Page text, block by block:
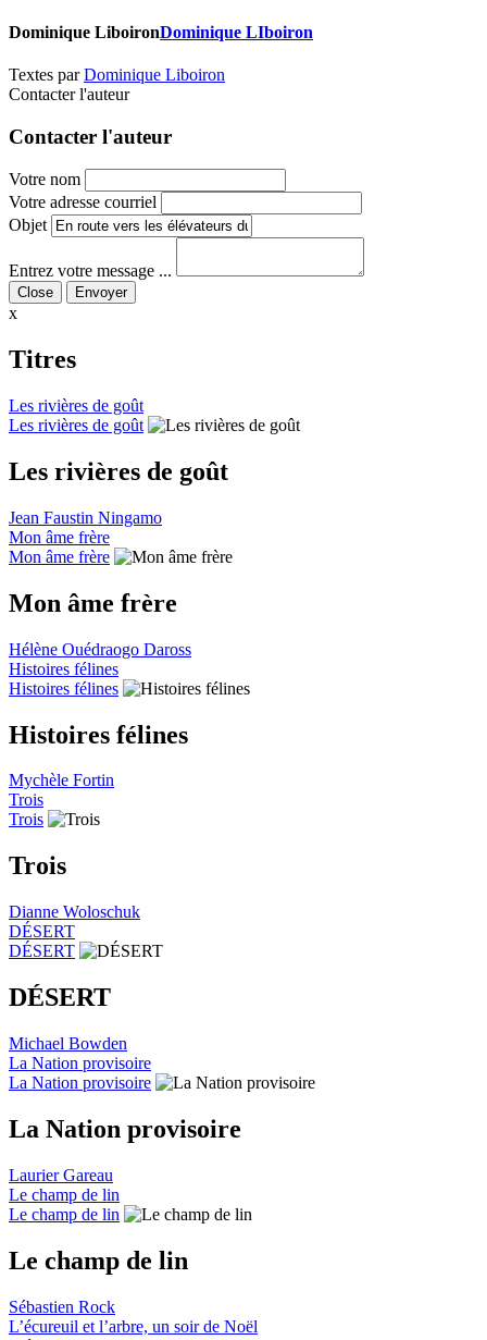
Dominique LiboironDominique LIboiron
Textes parDominique Liboiron
Contacter l'auteur
Contacter l'auteur
Votre nom
Votre adresse courriel
Objet
Entrez votre message ...
Close
x
Titres
Les rivières de goût
Les rivières de goût
Les rivières de goût
Jean Faustin Ningamo
Mon âme frère
Mon âme frère
Mon âme frère
Hélène Ouédraogo Daross
Histoires félines
Histoires félines
Histoires félines
Mychèle Fortin
Trois
Trois
Trois
Dianne Woloschuk
DÉSERT
DÉSERT
DÉSERT
Michael Bowden
La Nation provisoire
La Nation provisoire
La Nation provisoire
Laurier Gareau
Le champ de lin
Le champ de lin
Le champ de lin
Sébastien Rock
L’écureuil et l’arbre, un soir de Noël